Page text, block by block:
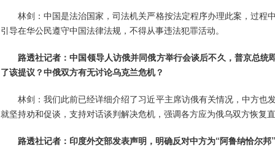
林剑：中国是法治国家，司法机关严格按法定程序办理此案，过程
引导在华公民遵守中国法律法规，不得从事违法犯罪活动。
路透社记者：中国领导人访俄并同俄方举行会谈后不久，普京总
了该提议？中俄双方有无讨论乌克兰危机？
林剑：我们此前已经详细介绍了习近平主席访俄有关情况，中方
就坚持劝和促谈，支持对话谈判解决危机，强调各方应为俄乌双方恢复
路透社记者：印度外交部发表声明，明确反对中方为“阿鲁纳恰尔